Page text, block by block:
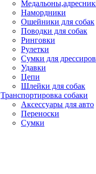
Намордники
Ошейники для собак
Поводки для собак
Ринговки
Рулетки
Сумки для
Удавки
Цепи
Шлейки для собак
Транспортировка собаки
Аксессуары для авто
Переноски
Сумки